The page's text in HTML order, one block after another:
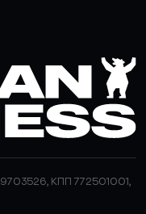
КПП 772501001,